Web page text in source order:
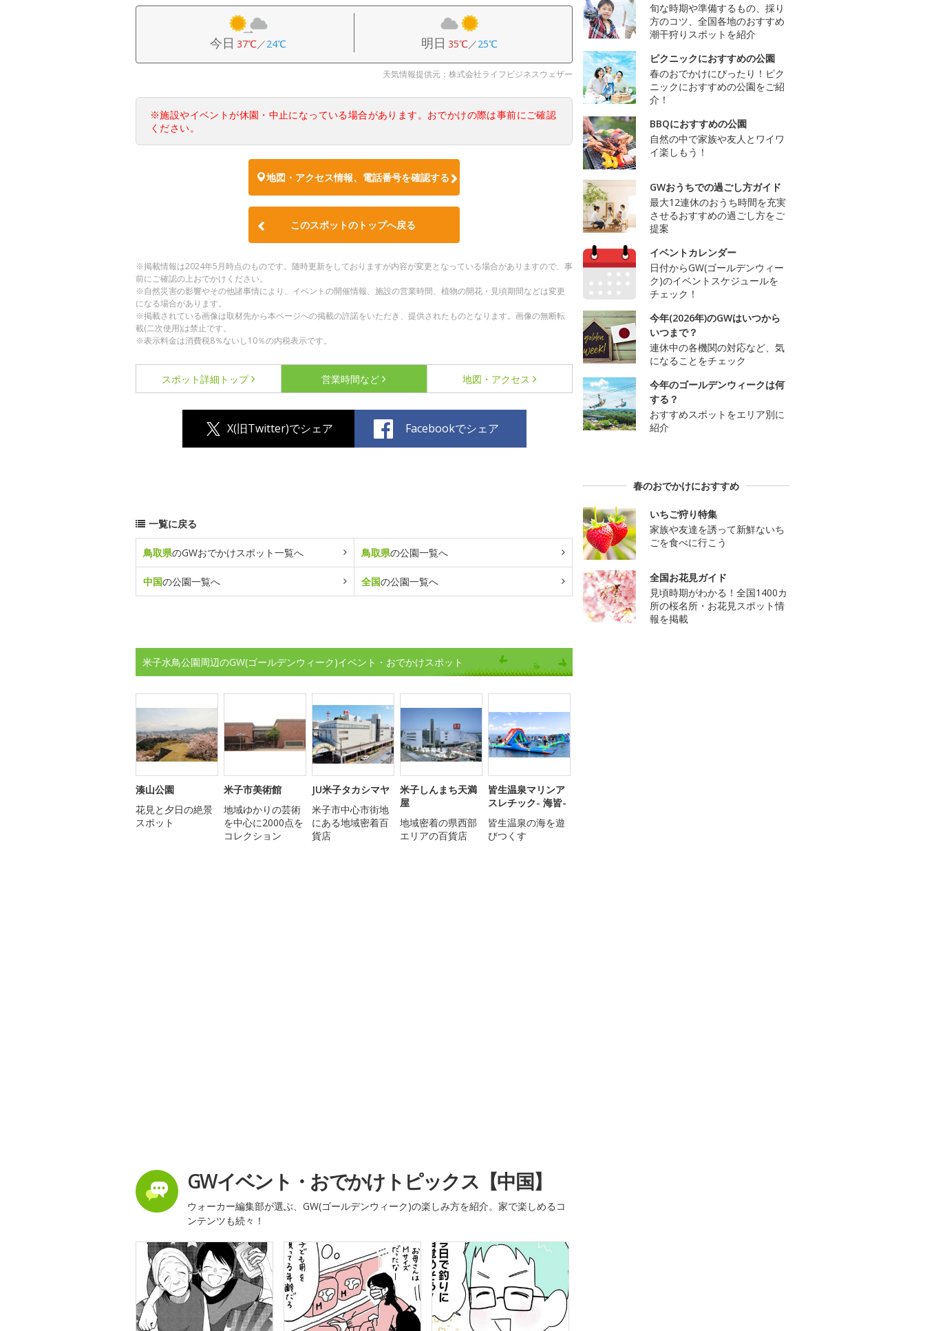
今日 37℃／24℃ 明日 35℃／25℃
天気情報提供元：株式会社ライフビジネスウェザー
※施設やイベントが休園・中止になっている場合があります。おでかけの際は事前にご確認
ください。
地図・アクセス情報、電話番号を確認する
このスポットのトップへ戻る
※掲載情報は2024年5月時点のものです。随時更新をしておりますが内容が変更となっている場合がありますので、事
前にご確認の上おでかけください。
※自然災害の影響やその他諸事情により、イベントの開催情報、施設の営業時間、植物の開花・見頃期間などは変更
になる場合があります。
※掲載されている画像は取材先から本ページへの掲載の許諾をいただき、提供されたものとなります。画像の無断転
載(二次使用)は禁止です。
※表示料金は消費税8％ないし10％の内税表示です。
スポット詳細 トップ 営業時間など 地図・アクセス
X(旧Twitter)でシェア Facebookでシェア
一覧に戻る
鳥取県のGWおでかけスポット一覧へ 鳥取県の公園一覧へ
中国の公園一覧へ 全国の公園一覧へ
米子水鳥公園周辺のGW(ゴールデンウィーク)イベント・おでかけスポット
湊山公園
花見と夕日の絶景
スポット
米子市美術館
地域ゆかりの芸術
を中心に2000点を
コレクション
JU米子タカシマヤ
米子市中心市街地
にある地域密着百
貨店
米子しんまち天満
屋
地域密着の県西部
エリアの百貨店
皆生温泉マリンア
スレチック- 海皆-
皆生温泉の海を遊
びつくす
GWイベント・おでかけトピックス【中国】
ウォーカー編集部が選ぶ、GW(ゴールデンウィーク)の楽しみ方を紹介。家で楽しめるコ
ンテンツも続々！
旬な時期や準備するもの、採り
方のコツ、全国各地のおすすめ
潮干狩りスポットを紹介
ピクニックにおすすめの公園
春のおでかけにぴったり！ピク
ニックにおすすめの公園をご紹
介！
BBQにおすすめの公園
自然の中で家族や友人とワイワ
イ楽しもう！
GWおうちでの過ごし方ガイド
最大12連休のおうち時間を充実
させるおすすめの過ごし方をご
提案
イベントカレンダー
日付からGW(ゴールデンウィー
ク)のイベントスケジュールを
チェック！
今年(2026年)のGWはいつから
いつまで？
連休中の各機関の対応など、気
になることをチェック
今年のゴールデンウィークは何
する？
おすすめスポットをエリア別に
紹介
春のおでかけにおすすめ
いちご狩り特集
家族や友達を誘って新鮮ないち
ごを食べに行こう
全国お花見ガイド
見頃時期がわかる！全国1400カ
所の桜名所・お花見スポット情
報を掲載